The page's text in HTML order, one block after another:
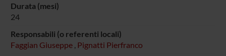
Durata (mesi)
24
Responsabili (o referenti locali)
Faggian Giuseppe , Pignatti Pierfranco